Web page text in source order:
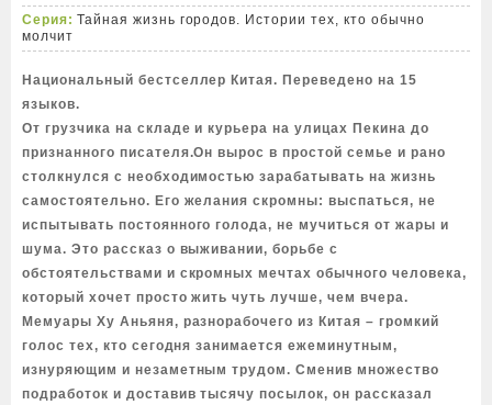
Серия: Тайная жизнь городов. Истории тех, кто обычно
молчит
Национальный бестселлер Китая. Переведено на 15
языков.
От грузчика на складе и курьера на улицах Пекина до
признанного писателя.Он вырос в простой семье и рано
столкнулся с необходимостью зарабатывать на жизнь
самостоятельно. Его желания скромны: выспаться, не
испытывать постоянного голода, не мучиться от жары и
шума. Это рассказ о выживании, борьбе с
обстоятельствами и скромных мечтах обычного человека,
который хочет просто жить чуть лучше, чем вчера.
Мемуары Ху Аньяня, разнорабочего из Китая – громкий
голос тех, кто сегодня занимается ежеминутным,
изнуряющим и незаметным трудом. Сменив множество
подработок и доставив тысячу посылок, он рассказал